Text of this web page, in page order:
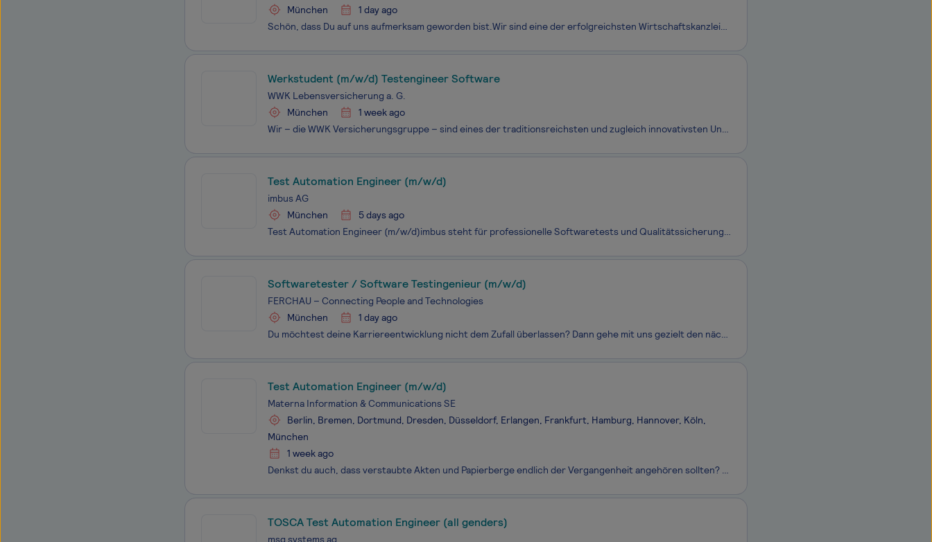
München
1 day ago
Schön, dass Du auf uns aufmerksam geworden bist.Wir sind eine der erfolgreichsten Wirtschaftskanzleien Europas. Noerr steht für Exzellenz und unternehmerisches Denken. In interdisziplinären Teams finden wir Lösungen für komplexe und anspruchsvolle Fragestellungen.Unser internes ERP‑System bildet die
Werkstudent (m/w/d) Testengineer Software
WWK Lebensversicherung a. G.
München
1 week ago
Wir – die WWK Versicherungsgruppe – sind eines der traditionsreichsten und zugleich innovativsten Unternehmen der deutschen Versicherungsbranche. Wir sind ein substanz- und wachstumsstarker, unabhängiger und moderner Finanzdienstleister, der zu den Marktführern im Bereich der fondsgebundenen Lebensv
Test Automation Engineer (m/w/d)
imbus AG
München
5 days ago
Test Automation Engineer (m⁠/⁠w⁠/⁠d)imbus steht für professionelle Softwaretests und Qualitätssicherung, die nah an der Praxis ist. Unsere rund 400 Spezialist:innen begleiten Projekte in unterschiedlichen Branchen und sorgen dafür, dass Technologie zuverlässig funktioniert. Wir kombinieren langjähri
Softwaretester / Software Testingenieur (m/w/d)
FERCHAU – Connecting People and Technologies
München
1 day ago
Du möchtest deine Karriereentwicklung nicht dem Zufall überlassen? Dann gehe mit uns gezielt den nächsten Schritt. Dazu bringen wir bei FERCHAU als eine der führenden europäischen Plattformen für Technologie-Dienstleistungen die smartesten und innovativsten Köpfe mit Unternehmen verschiedenster Bran
Test Automation Engineer (m/w/d)
Materna Information & Communications SE
Berlin, Bremen, Dortmund, Dresden, Düsseldorf, Erlangen, Frankfurt, Hamburg, Hannover, Köln,
München
1 week ago
Denkst du auch, dass verstaubte Akten und Papierberge endlich der Vergangenheit angehören sollten? Dein Anspruch ist es, unseren Kunden Software in höchster Qualität zur Verfügung zu stellen? Dann unterstütze mit uns Landes- und Bundesbehörden, Kommunen sowie öffentlich-rechtliche Organisationen auf
TOSCA Test Automation Engineer (all genders)
msg systems ag